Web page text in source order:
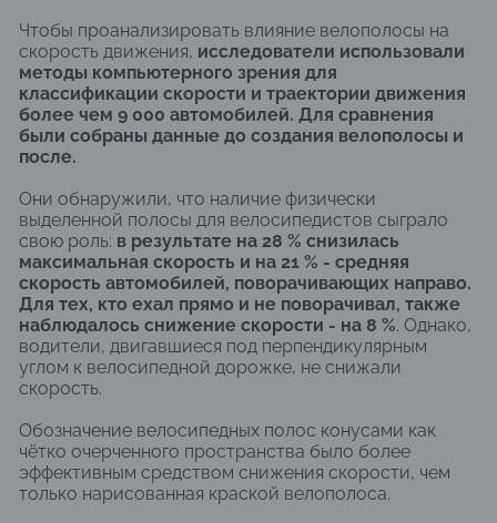
Чтобы проанализировать влияние велополосы на
скорость движения, исследователи использовали
методы компьютерного зрения для
классификации скорости и траектории движения
более чем 9 000 автомобилей. Для сравнения
были собраны данные до создания велополосы и
после.
Они обнаружили, что наличие физически
выделенной полосы для велосипедистов сыграло
свою роль: в результате на 28 % снизилась
максимальная скорость и на 21 % - средняя
скорость автомобилей, поворачивающих направо.
Для тех, кто ехал прямо и не поворачивал, также
наблюдалось снижение скорости - на 8 %. Однако,
водители, двигавшиеся под перпендикулярным
углом к велосипедной дорожке, не снижали
скорость.
Обозначение велосипедных полос конусами как
чётко очерченного пространства было более
эффективным средством снижения скорости, чем
только нарисованная краской велополоса.